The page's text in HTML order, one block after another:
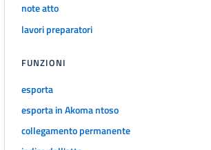
note atto
lavori preparatori
FUNZIONI
esporta
esporta in Akoma ntoso
collegamento permanente